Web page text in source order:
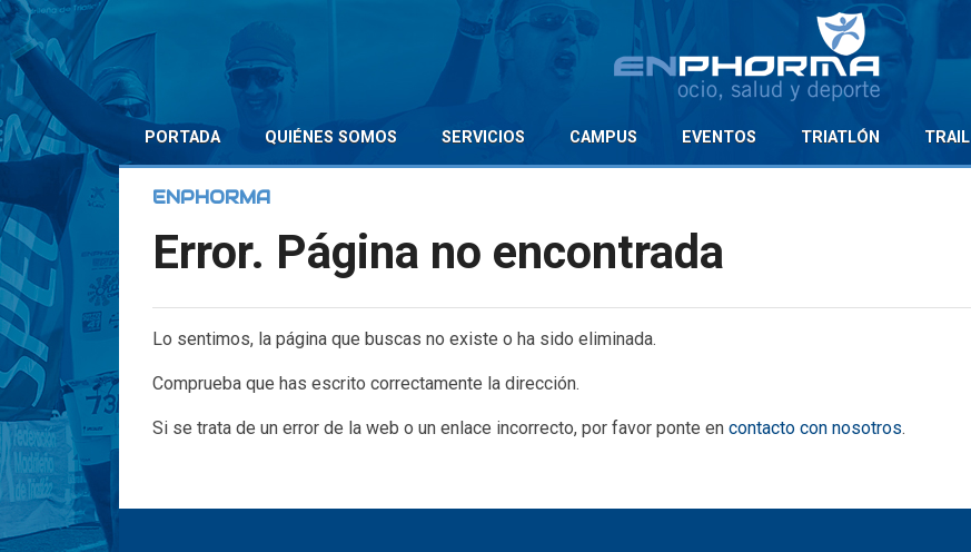
PORTADA QUIÉNES SOMOS SERVICIOS CAMPUS EVENTOS TRIATLÓN TRAIL
ENPHORMA
Error. Página no encontrada
Lo sentimos, la página que buscas no existe o ha sido eliminada.
Comprueba que has escrito correctamente la dirección.
Si se trata de un error de la web o un enlace incorrecto, por favor ponte en contacto con nosotros.